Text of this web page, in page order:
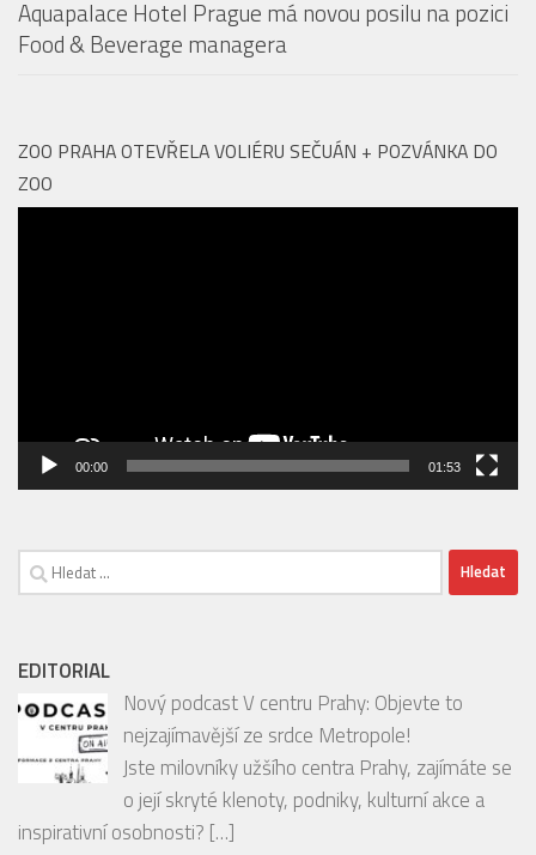
Aquapalace Hotel Prague má novou posilu na pozici
Food & Beverage managera
ZOO PRAHA OTEVŘELA VOLIÉRU SEČUÁN + POZVÁNKA DO
ZOO
00:00 01:53
Vyhledávání
EDITORIAL
Nový podcast V centru Prahy: Objevte to
nejzajímavější ze srdce Metropole!
Jste milovníky užšího centra Prahy, zajímáte se
o její skryté klenoty, podniky, kulturní akce a
inspirativní osobnosti? […]